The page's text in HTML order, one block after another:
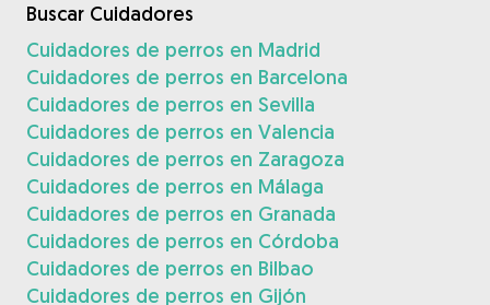
Buscar Cuidadores
Cuidadores de perros en Madrid
Cuidadores de perros en Barcelona
Cuidadores de perros en Sevilla
Cuidadores de perros en Valencia
Cuidadores de perros en Zaragoza
Cuidadores de perros en Málaga
Cuidadores de perros en Granada
Cuidadores de perros en Córdoba
Cuidadores de perros en Bilbao
Cuidadores de perros en Gijón